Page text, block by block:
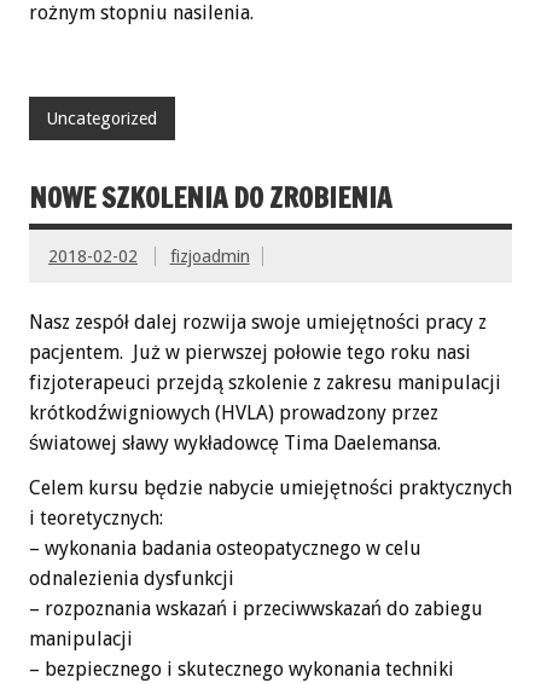
rożnym stopniu nasilenia.
Uncategorized
NOWE SZKOLENIA DO ZROBIENIA
2018-02-02 fizjoadmin
Nasz zespół dalej rozwija swoje umiejętności pracy z
pacjentem. Już w pierwszej połowie tego roku nasi
fizjoterapeuci przejdą szkolenie z zakresu manipulacji
krótkodźwigniowych (HVLA) prowadzony przez
światowej sławy wykładowcę Tima Daelemansa.
Celem kursu będzie nabycie umiejętności praktycznych
i teoretycznych:
– wykonania badania osteopatycznego w celu
odnalezienia dysfunkcji
– rozpoznania wskazań i przeciwwskazań do zabiegu
manipulacji
– bezpiecznego i skutecznego wykonania techniki